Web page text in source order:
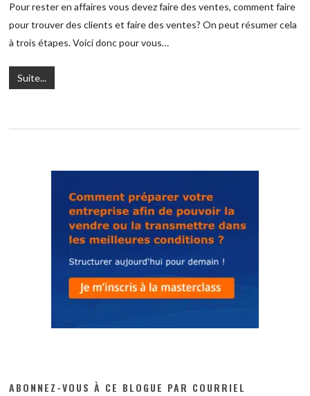
Pour rester en affaires vous devez faire des ventes, comment faire
pour trouver des clients et faire des ventes? On peut résumer cela
à trois étapes. Voici donc pour vous…
Suite...
ABONNEZ-VOUS À CE BLOGUE PAR COURRIEL